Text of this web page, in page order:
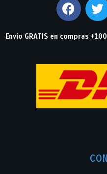
Envío GRATIS en compras